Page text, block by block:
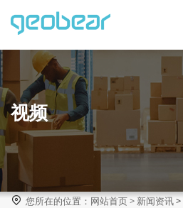
视频
 您所在的位置： 网站首页> 新闻资讯>